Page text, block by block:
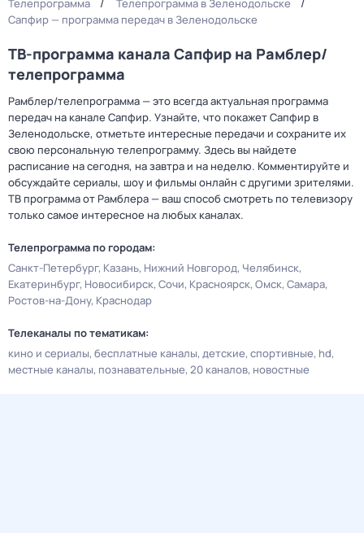
Телепрограмма
Телепрограмма в Зеленодольске
Сапфир — программа передач в Зеленодольске
ТВ-программа канала Сапфир на Рамблер/
телепрограмма
Рамблер/телепрограмма — это всегда актуальная программа
передач на канале Сапфир. Узнайте, что покажет Сапфир в
Зеленодольске, отметьте интересные передачи и сохраните их
свою персональную телепрограмму. Здесь вы найдете
расписание на сегодня, на завтра и на неделю. Комментируйте и
обсуждайте сериалы, шоу и фильмы онлайн с другими зрителями.
ТВ программа от Рамблера — ваш способ смотреть по телевизору
только самое интересное на любых каналах.
Телепрограмма по городам:
Санкт-Петербург Казань Нижний Новгород Челябинск
Екатеринбург Новосибирск Сочи Красноярск Омск Самара
Ростов-на-Дону Краснодар
Телеканалы по тематикам:
кино и сериалы бесплатные каналы детские спортивные hd
местные каналы познавательные 20 каналов новостные